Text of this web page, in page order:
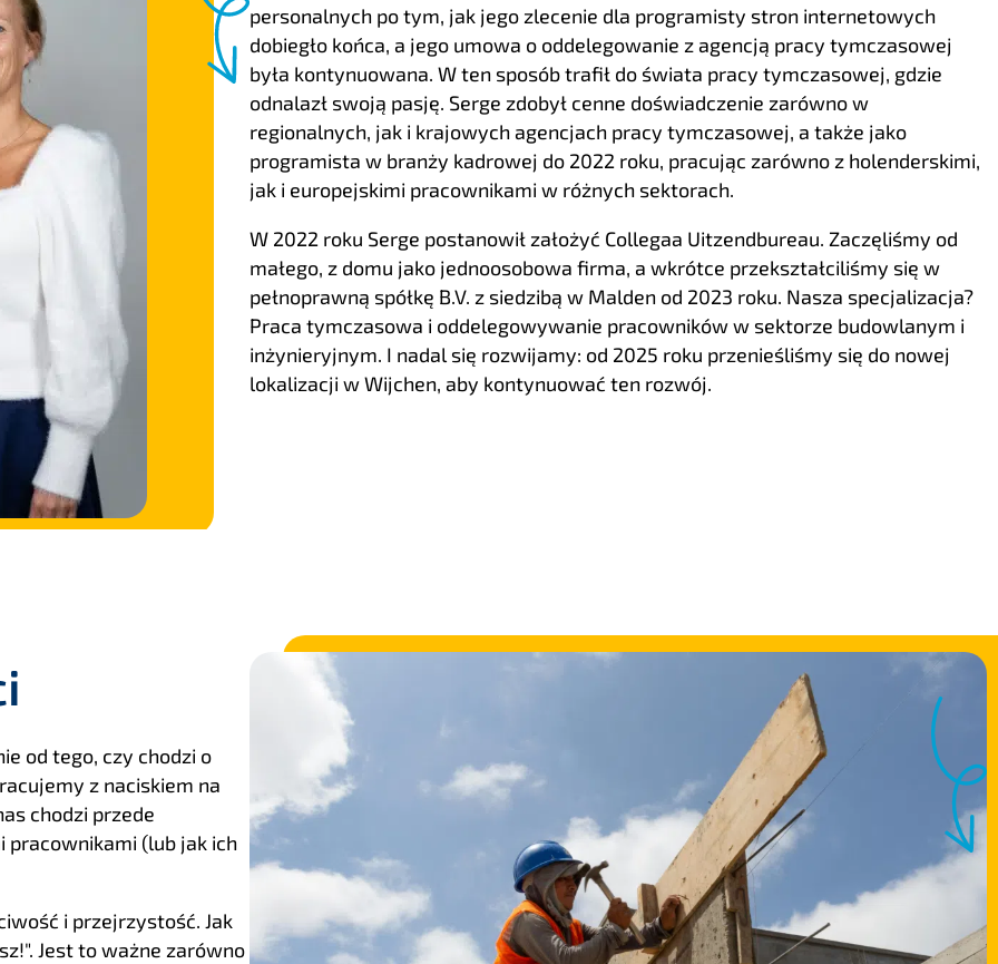
personalnych po tym, jak jego zlecenie dla programisty stron internetowych
dobiegło końca, a jego umowa o oddelegowanie z agencją pracy tymczasowej
była kontynuowana. W ten sposób trafił do świata pracy tymczasowej, gdzie
odnalazł swoją pasję. Serge zdobył cenne doświadczenie zarówno w
regionalnych, jak i krajowych agencjach pracy tymczasowej, a także jako
programista w branży kadrowej do 2022 roku, pracując zarówno z holenderskimi,
jak i europejskimi pracownikami w różnych sektorach.
W 2022 roku Serge postanowił założyć Collegaa Uitzendbureau. Zaczęliśmy od
małego, z domu jako jednoosobowa firma, a wkrótce przekształciliśmy się w
pełnoprawną spółkę B.V. z siedzibą w Malden od 2023 roku. Nasza specjalizacja?
Praca tymczasowa i oddelegowywanie pracowników w sektorze budowlanym i
inżynieryjnym. I nadal się rozwijamy: od 2025 roku przenieśliśmy się do nowej
lokalizacji w Wijchen, aby kontynuować ten rozwój.
od tego, czy chodzi o
z naciskiem na
chodzi przede
(lub jak ich
i przejrzystość. Jak
Jest to ważne zarówno